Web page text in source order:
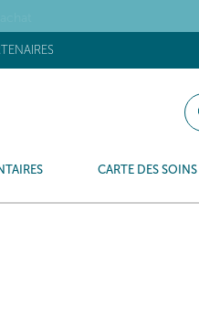
CARTE DES SOINS